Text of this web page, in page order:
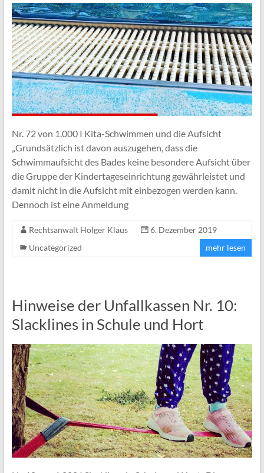
Nr. 72 von 1.000 I Kita-Schwimmen und die Aufsicht
„Grundsätzlich ist davon auszugehen, dass die
Schwimmaufsicht des Bades keine besondere Aufsicht über
die Gruppe der Kindertageseinrichtung gewährleistet und
damit nicht in die Aufsicht mit einbezogen werden kann.
Dennoch ist eine Anmeldung
Rechtsanwalt Holger Klaus
6. Dezember 2019
Uncategorized
mehr lesen
Hinweise der Unfallkassen Nr. 10:
Slacklines in Schule und Hort